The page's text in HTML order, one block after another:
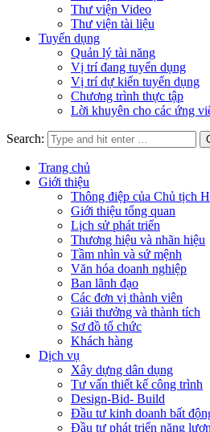
Thư viện Video
Thư viện tài liệu
Tuyển dụng
Quản lý tài năng
Vị trí đang tuyển dụng
Vị trí dự kiến tuyển dụng
Chương trình thực tập
Lời khuyên cho các ứng
Search:
Trang chủ
Giới thiệu
Thông điệp của Chủ tịch
Giới thiệu tổng quan
Lịch sử phát triển
Thương hiệu và nhãn hiệu
Tầm nhìn và sứ mệnh
Văn hóa doanh nghiệp
Ban lãnh đạo
Các đơn vị thành viên
Giải thưởng và thành tích
Sơ đồ tổ chức
Khách hàng
Dịch vụ
Xây dựng dân dụng
Tư vấn thiết kế công trình
Design-Bid- Build
Đầu tư kinh doanh bất
Đầu tư phát triển năng